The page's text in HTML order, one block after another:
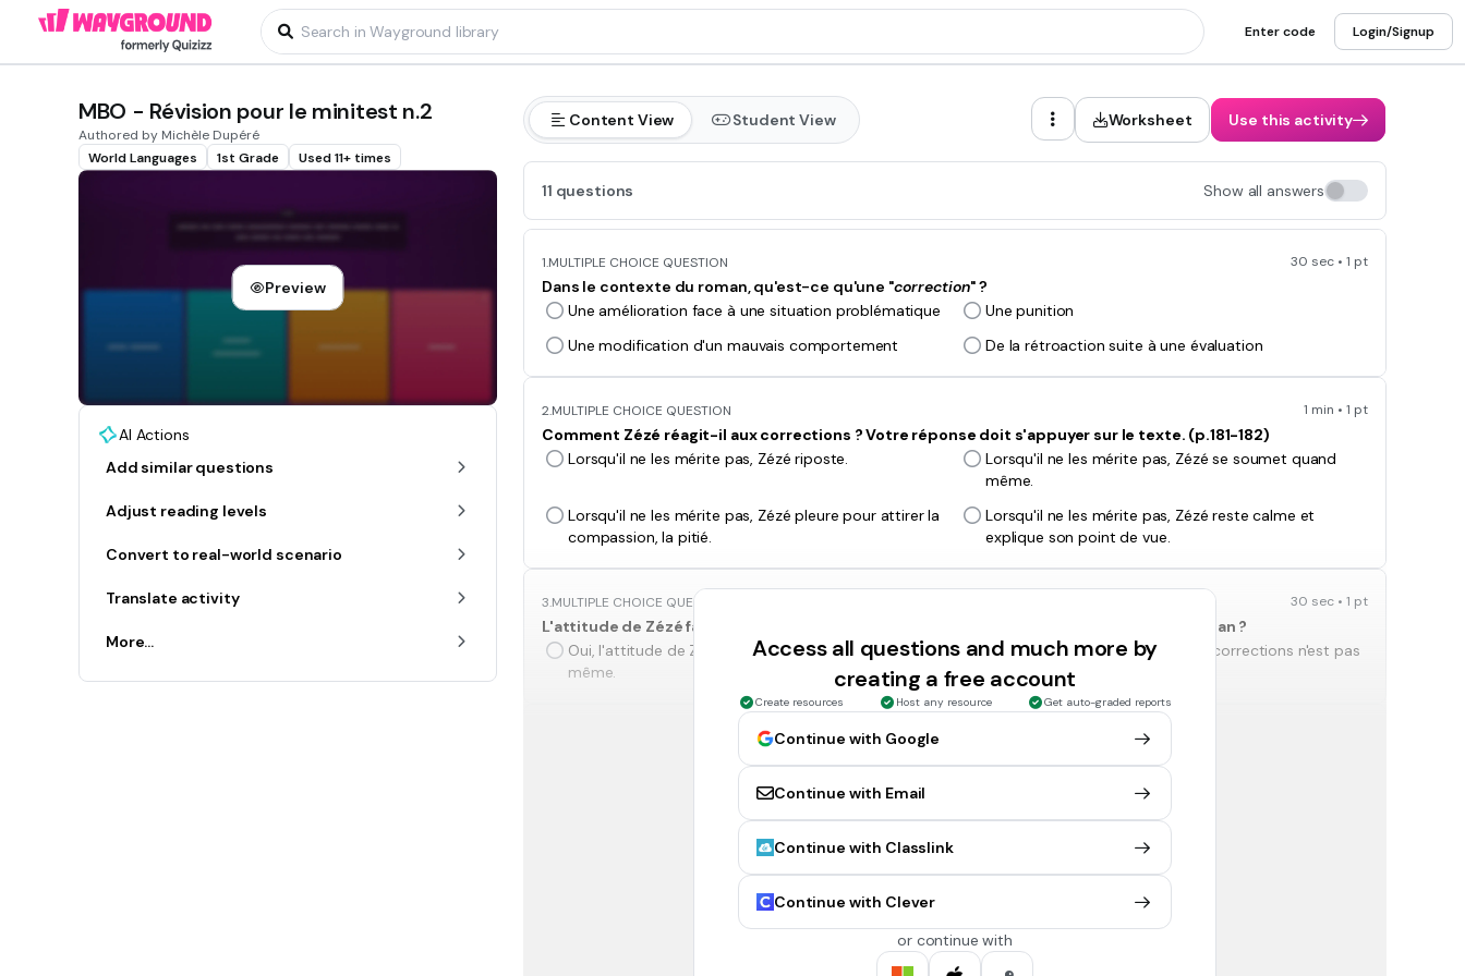
Enter code Login/Signup
MBO - Révision pour le minitest n.2
Authored by Michèle Dupéré
World Languages
1st Grade Used 11+ times
Preview
AI Actions
Add similar questions
Adjust reading levels
Convert to real-world scenario
Translate activity
More...
Content View Student View Worksheet Use this activity
11 questions Show all answers
1.MULTIPLE CHOICE QUESTION 30 sec • 1 pt
Dans le contexte du roman, qu'est-ce qu'une "correction" ?
Une amélioration face à une situation problématique
Une punition
Une modification d'un mauvais comportement
De la rétroaction suite à une évaluation
2.MULTIPLE CHOICE QUESTION 1 min • 1 pt
Comment Zézé réagit-il aux corrections ? Votre réponse doit s'appuyer sur le texte. (p.181-182)
Lorsqu'il ne les mérite pas, Zézé riposte.
Lorsqu'il ne les mérite pas, Zézé se soumet quand
même.
Lorsqu'il ne les mérite pas, Zézé pleure pour attirer la
compassion, la pitié.
Lorsqu'il ne les mérite pas, Zézé reste calme et
explique son point de vue.
3.MULTIPLE CHOICE QUESTION 30 sec • 1 pt
L'attitude de Zézé face aux corrections est-elle la même qu'à Noël, soit au début du roman ?
Oui, l'attitude de Zézé face aux corrections est la
même.
Non, l'attitude de Zézé face aux corrections n'est pas
la même.
Expliquez votre réponse à la question précédente en vous aidant de la page 76.
Le titre du chapitre 4 de la deuxième partie se nomme "Deux corrections mémorables
Expliquez votre réponse à l'aide d'indices du roman.
OFF
Access all questions and much more by
creating a free account
Create resources Host any resource Get auto-graded reports
Continue with Google
Continue with Email
Continue with Classlink
Continue with Clever
or continue with